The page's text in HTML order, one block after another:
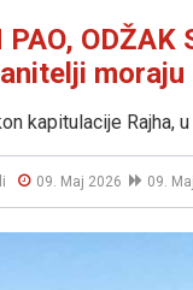
PAO,
kapitulacije
09. Maj 2026 09.